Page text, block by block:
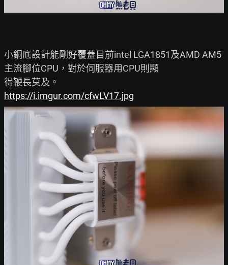
小銅底設計能剛好覆蓋目前intel LGA1851及AMD AM5
主流腳位CPU，對於伺服器用CPU則顯
https://i.imgur.com/cfwLV17.jpg